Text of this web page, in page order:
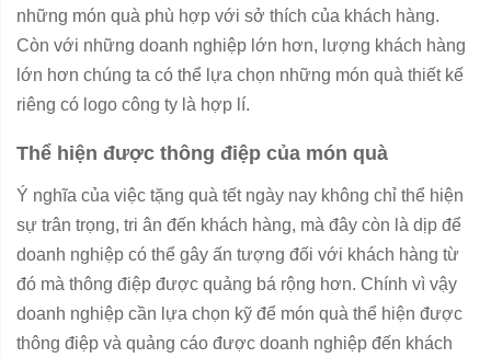
những món quà phù hợp với sở thích của khách hàng.
Còn với những doanh nghiệp lớn hơn, lượng khách hàng
lớn hơn chúng ta có thể lựa chọn những món quà thiết kế
riêng có logo công ty là hợp lí.
Thể hiện được thông điệp của món quà
Ý nghĩa của việc tặng quà tết ngày nay không chỉ thể hiện
sự trân trọng, tri ân đến khách hàng, mà đây còn là dịp để
doanh nghiệp có thể gây ấn tượng đối với khách hàng từ
đó mà thông điệp được quảng bá rộng hơn. Chính vì vậy
doanh nghiệp cần lựa chọn kỹ để món quà thể hiện được
thông điệp và quảng cáo được doanh nghiệp đến khách